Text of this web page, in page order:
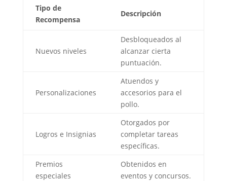
Tipo de
Recompensa
Descripción
Nuevos niveles
Desbloqueados al
alcanzar cierta
puntuación.
Personalizaciones
Atuendos y
accesorios para el
pollo.
Logros e Insignias
Otorgados por
completar tareas
específicas.
Premios
especiales
Obtenidos en
eventos y concursos.